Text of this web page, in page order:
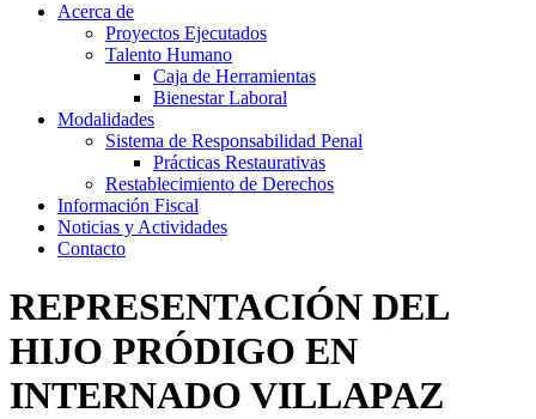
Acerca de
Proyectos Ejecutados
Talento Humano
Caja de Herramientas
Bienestar Laboral
Modalidades
Sistema de Responsabilidad Penal
Prácticas Restaurativas
Restablecimiento de Derechos
Información Fiscal
Noticias y Actividades
Contacto
REPRESENTACIÓN DEL
HIJO PRÓDIGO EN
INTERNADO VILLAPAZ